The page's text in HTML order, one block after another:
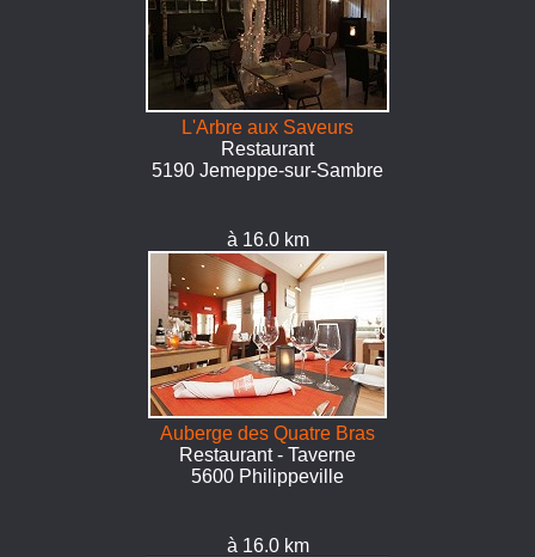
L'Arbre aux Saveurs
Restaurant
5190 Jemeppe-sur-Sambre
à 16.0 km
Auberge des Quatre Bras
Restaurant - Taverne
5600 Philippeville
à 16.0 km